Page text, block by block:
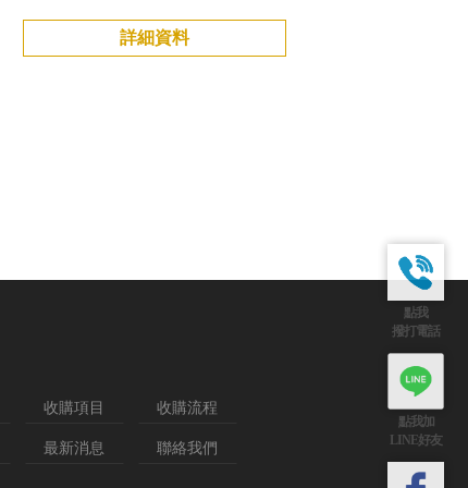
詳細資料
收購項目 收購流程
最新消息 聯絡我們
點我
撥打電話
點我加
LINE好友